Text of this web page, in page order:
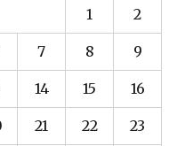
1 2
7 8 9
14 15 16
21 22 23